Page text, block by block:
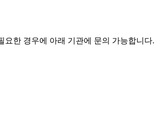
요한 경우에 아래 기관에 문의 가능합니다.